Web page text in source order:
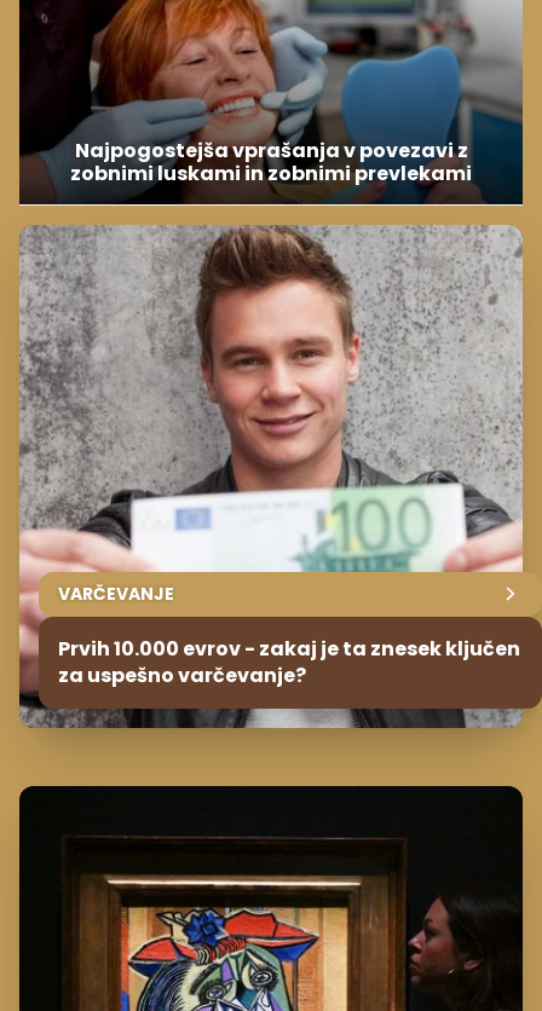
Najpogostejša vprašanja v povezavi z
zobnimi luskami in zobnimi prevlekami
VARČEVANJE
Prvih 10.000 evrov - zakaj je ta znesek ključen
za uspešno varčevanje?